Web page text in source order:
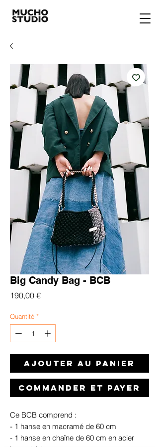
Big Candy Bag - BCB
190,00 €Prix
Quantité *
Ajouter au panier
Commander et payer
Ce BCB comprend :
- 1 hanse en macramé de 60 cm
- 1 hanse en chaîne de 60 cm en acier